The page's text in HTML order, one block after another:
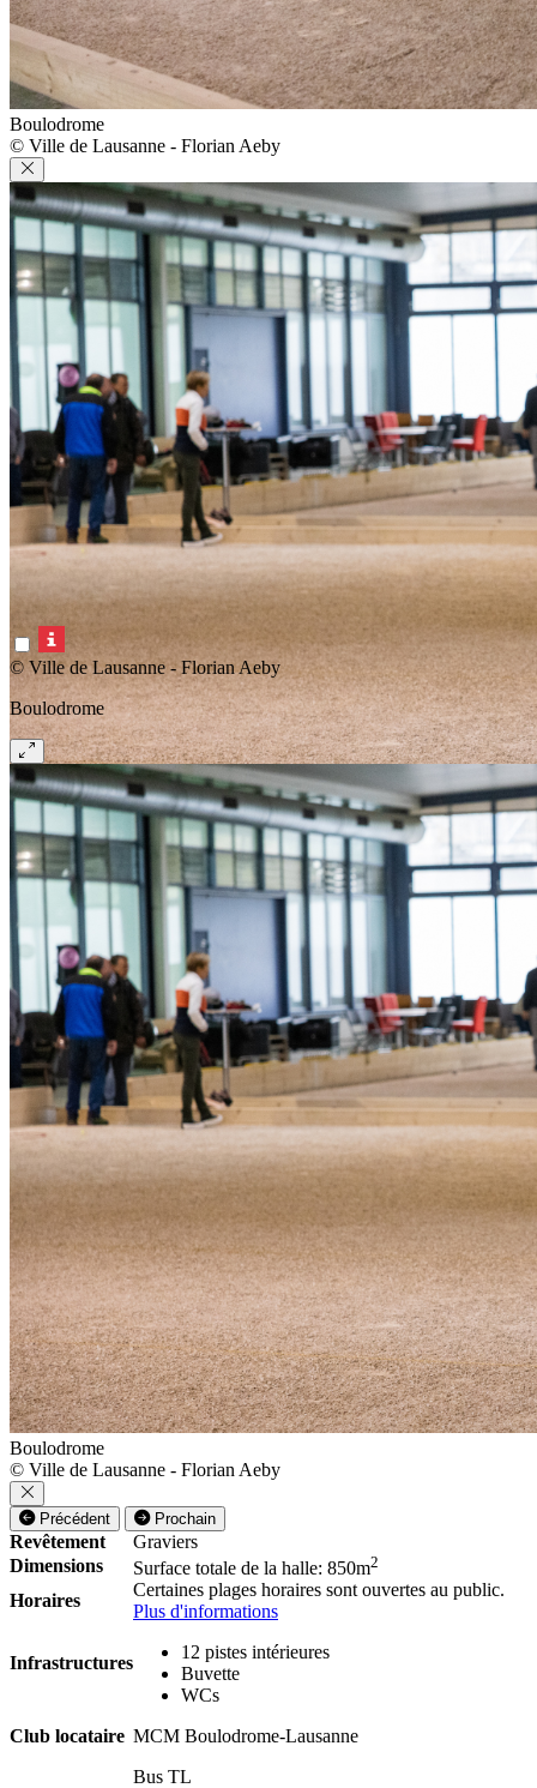
Boulodrome
© Ville de Lausanne - Florian Aeby
© Ville de Lausanne - Florian Aeby
Boulodrome
Boulodrome
© Ville de Lausanne - Florian Aeby
Précédent Prochain
Revêtement
Graviers
Dimensions
Surface totale de la halle: 850m2
Horaires
Certaines plages horaires sont ouvertes au public.
Plus d'informations
Infrastructures
12 pistes intérieures
Buvette
WCs
Club locataire MCM Boulodrome-Lausanne
Bus TL